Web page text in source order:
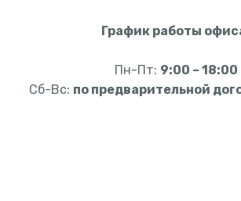
График работы
Пн-Пт: 9:00 – 18:00
Сб-Вс: по предварительной